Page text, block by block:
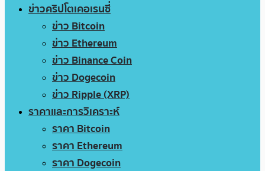
ข่าวคริปโตเคอเรนซี่
ข่าว Bitcoin
ข่าว Ethereum
ข่าว Binance Coin
ข่าว Dogecoin
ข่าว Ripple (XRP)
ราคาและการวิเคราะห์
ราคา Bitcoin
ราคา Ethereum
ราคา Dogecoin